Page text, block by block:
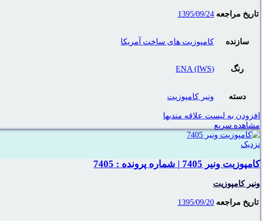
تاریخ مراجعه 1395/09/24
سازنده کامپوزیت های ساخت آمریکا
رنگ (ENA (IWS
دسته ونیر کامپوزیت
افزودن به لیست علاقه مندیها
مشاهده سریع
نزدیک
کامپوزیت ونیر 7405 | شماره پرونده : 7405
ونیر کامپوزیت
تاریخ مراجعه 1395/09/20